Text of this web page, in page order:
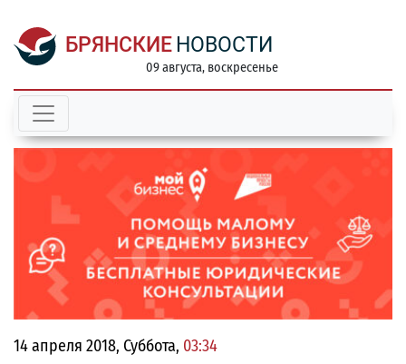
БРЯНСКИЕ НОВОСТИ
09 августа, воскресенье
14 апреля 2018, Суббота, 03:34